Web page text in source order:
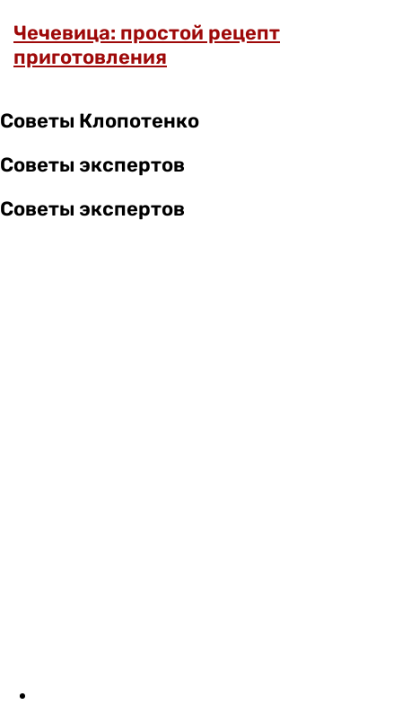
Чечевица: простой рецепт
приготовления
Советы Клопотенко
Советы экспертов
Советы экспертов